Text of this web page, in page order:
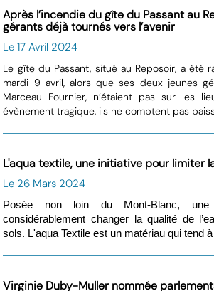
Après l’incendie du gîte du Passant au
gérants déjà tournés vers l’avenir
Le 17 Avril 2024
Le gîte du Passant, situé au Reposoir, a été
mardi 9 avril, alors que ses deux jeunes
Marceau Fournier, n’étaient pas sur les
évènement tragique, ils ne comptent pas
L'aqua textile, une initiative pour limiter
Le 26 Mars 2024
Posée non loin du Mont-Blanc, une
considérablement changer la qualité de
sols. L'aqua Textile est un matériau qui tend
Virginie Duby-Muller nommée